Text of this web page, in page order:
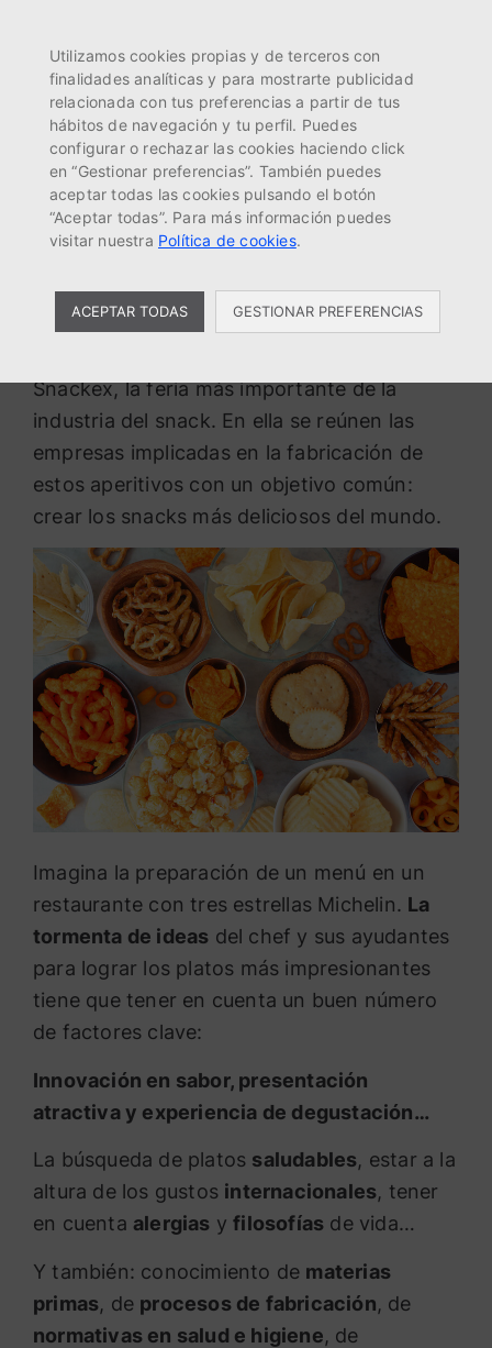
Snackex 2024: donde
nacen los snacks más
deliciosos del mundo
Gashor , Industria alimentaria
Snackex, la feria más importante de la
industria del snack. En ella se reúnen las
empresas implicadas en la fabricación de
estos aperitivos con un objetivo común:
crear los snacks más deliciosos del mundo.
Imagina la preparación de un menú en un
restaurante con tres estrellas Michelin. La
tormenta de ideas del chef y sus ayudantes
para lograr los platos más impresionantes
tiene que tener en cuenta un buen número
de factores clave:
Innovación en sabor, presentación
atractiva y experiencia de degustación…
La búsqueda de platos saludables, estar a la
altura de los gustos internacionales, tener
en cuenta alergias yfilosofías de vida…
Y también: conocimiento de materias
primas, de procesos de fabricación, de
normativas en salud e higiene, de
Utilizamos cookies propias y de terceros con
finalidades analíticas y para mostrarte publicidad
relacionada con tus preferencias a partir de tus
hábitos de navegación y tu perfil. Puedes
configurar o rechazar las cookies haciendo click
en “Gestionar preferencias”. También puedes
aceptar todas las cookies pulsando el botón
“Aceptar todas”. Para más información puedes
visitar nuestra Política de cookies.
ACEPTAR TODAS GESTIONAR PREFERENCIAS